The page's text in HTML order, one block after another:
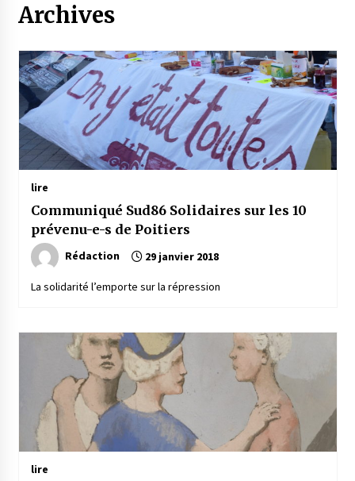
Archives
lire
Communiqué Sud86 Solidaires sur les 10
prévenu-e-s de Poitiers
Rédaction 29 janvier 2018
La solidarité l’emporte sur la répression
lire